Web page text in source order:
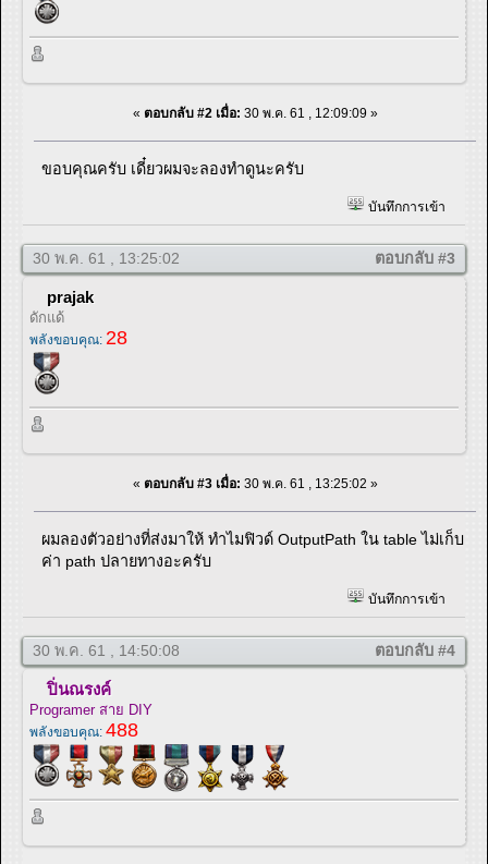
« ตอบกลับ #2 เมื่อ: 30 พ.ค. 61 , 12:09:09 »
ขอบคุณครับ เดี๋ยวผมจะลองทำดูนะครับ
บันทึกการเข้า
30 พ.ค. 61 , 13:25:02 ตอบกลับ #3
prajak
ดักแด้
พลังขอบคุณ: 28
« ตอบกลับ #3 เมื่อ: 30 พ.ค. 61 , 13:25:02 »
ผมลองตัวอย่างที่ส่งมาให้ ทำไมฟิวด์ OutputPath ใน table ไม่เก็บ
ค่า path ปลายทางอะครับ
บันทึกการเข้า
30 พ.ค. 61 , 14:50:08 ตอบกลับ #4
ปิ่นณรงค์
Programer สาย DIY
พลังขอบคุณ: 488